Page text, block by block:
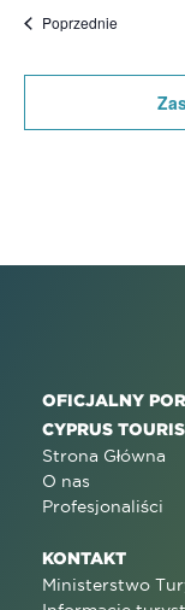
PoprzednieWydarzenia
OFICJALNY
CYPRUS
Strona Główna
O nas
Profesjonaliści
KONTAKT
Ministerstwo